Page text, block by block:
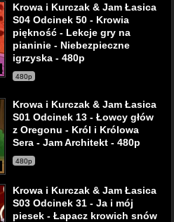
Krowa i Kurczak & Jam Łasica
S04 Odcinek 50 - Krowia
piękność - Lekcje gry na
pianinie - Niebezpieczne
igrzyska - 480p
480p
Krowa i Kurczak & Jam Łasica
S01 Odcinek 13 - Łowcy głów
z Oregonu - Król i Królowa
Sera - Jam Architekt - 480p
480p
Krowa i Kurczak & Jam Łasica
S03 Odcinek 31 - Ja i mój
piesek - Łapacz krowich snów